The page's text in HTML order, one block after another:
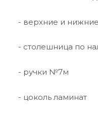
- верхние и
- столешница по
- ручки №7м
- цоколь ламинат